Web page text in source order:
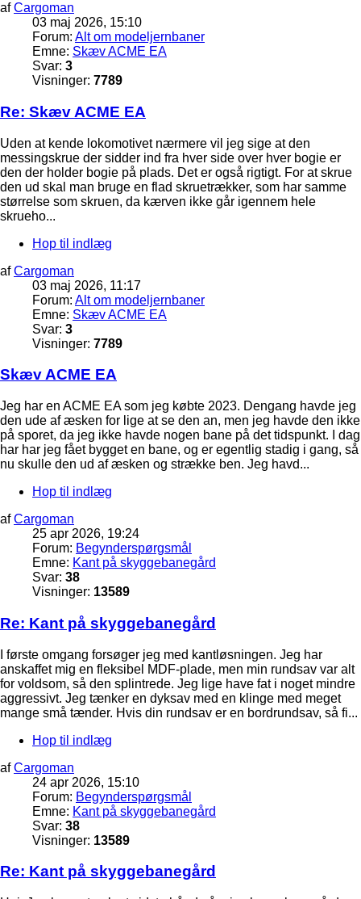
afCargoman
03 maj 2026, 15:10
Forum: Alt om modeljernbaner
Emne: Skæv ACME EA
Svar: 3
Visninger: 7789
Re: Skæv ACME EA
Uden at kende lokomotivet nærmere vil jeg sige at den
messingskrue der sidder ind fra hver side over hver bogie er
den der holder bogie på plads. Det er også rigtigt. For at skrue
den ud skal man bruge en flad skruetrækker, som har samme
størrelse som skruen, da kærven ikke går igennem hele
skrueho...
Hop til indlæg
afCargoman
03 maj 2026, 11:17
Forum: Alt om modeljernbaner
Emne: Skæv ACME EA
Svar: 3
Visninger: 7789
Skæv ACME EA
Jeg har en ACME EA som jeg købte 2023. Dengang havde jeg
den ude af æsken for lige at se den an, men jeg havde den ikke
på sporet, da jeg ikke havde nogen bane på det tidspunkt. I dag
har har jeg fået bygget en bane, og er egentlig stadig i gang, så
nu skulle den ud af æsken og strække ben. Jeg havd...
Hop til indlæg
afCargoman
25 apr 2026, 19:24
Forum: Begynderspørgsmål
Emne: Kant på skyggebanegård
Svar: 38
Visninger: 13589
Re: Kant på skyggebanegård
I første omgang forsøger jeg med kantløsningen. Jeg har
anskaffet mig en fleksibel MDF-plade, men min rundsav var alt
for voldsom, så den splintrede. Jeg lige have fat i noget mindre
aggressivt. Jeg tænker en dyksav med en klinge med meget
mange små tænder. Hvis din rundsav er en bordrundsav, så fi...
Hop til indlæg
afCargoman
24 apr 2026, 15:10
Forum: Begynderspørgsmål
Emne: Kant på skyggebanegård
Svar: 38
Visninger: 13589
Re: Kant på skyggebanegård